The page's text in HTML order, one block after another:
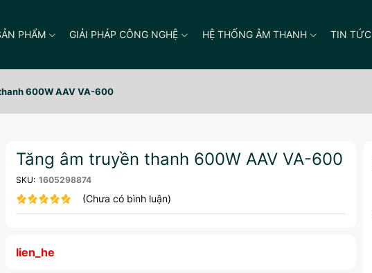
PHẨM GIẢI PHÁP CÔNG NGHỆ HỆ THỐNG ÂM THANH TIN TỨC
600W AAV VA-600
Tăng âm truyền thanh 600W AAV VA-600
SKU: 1605298874
(Chưa có bình luận)
lien_he